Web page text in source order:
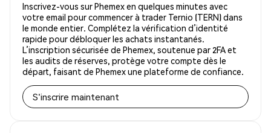
Inscrivez-vous sur Phemex en quelques minutes avec
votre email pour commencer à trader Ternio (TERN) dans
le monde entier. Complétez la vérification d’identité
rapide pour débloquer les achats instantanés.
L’inscription sécurisée de Phemex, soutenue par 2FA et
les audits de réserves, protège votre compte dès le
départ, faisant de Phemex une plateforme de confiance.
S'inscrire maintenant